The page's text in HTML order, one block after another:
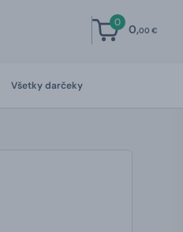
0 0,00 €
Všetky darčeky